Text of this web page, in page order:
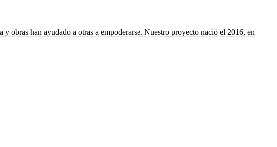
obras han ayudado a otras a empoderarse. Nuestro proyecto nació el 2016, en